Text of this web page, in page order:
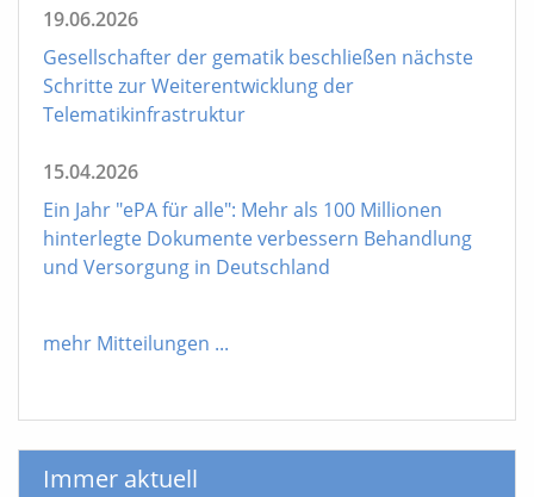
19.06.2026
Gesellschafter der gematik beschließen nächste
Schritte zur Weiterentwicklung der
Telematikinfrastruktur
15.04.2026
Ein Jahr "ePA für alle": Mehr als 100 Millionen
hinterlegte Dokumente verbessern Behandlung
und Versorgung in Deutschland
mehr Mitteilungen ...
Immer aktuell